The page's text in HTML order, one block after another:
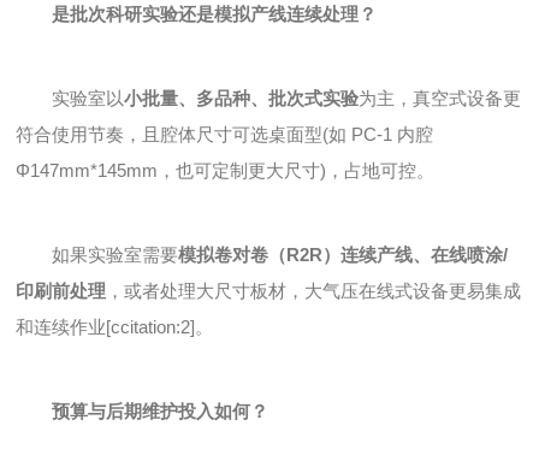
是批次科研实验还是模拟产线连续处理？
实验室以小批量、多品种、批次式实验为主，真空式设备更
符合使用节奏，且腔体尺寸可选桌面型(如 PC-1 内腔
Φ147mm*145mm，也可定制更大尺寸)，占地可控。
如果实验室需要模拟卷对卷（R2R）连续产线、在线喷涂/
印刷前处理 ，或者处理大尺寸板材，大气压在线式设备更易集成
和连续作业[ccitation:2]。
预算与后期维护投入如何？